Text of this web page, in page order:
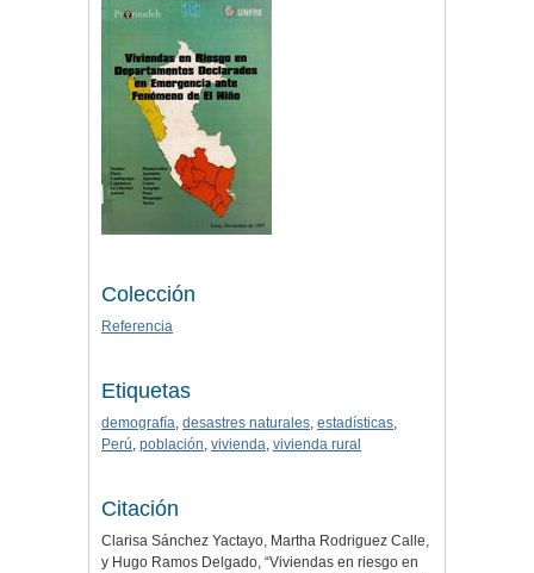
Colección
Referencia
Etiquetas
demografía, desastres naturales, estadísticas,
Perú, población, vivienda, vivienda rural
Citación
Clarisa Sánchez Yactayo, Martha Rodriguez Calle,
y Hugo Ramos Delgado, “Viviendas en riesgo en